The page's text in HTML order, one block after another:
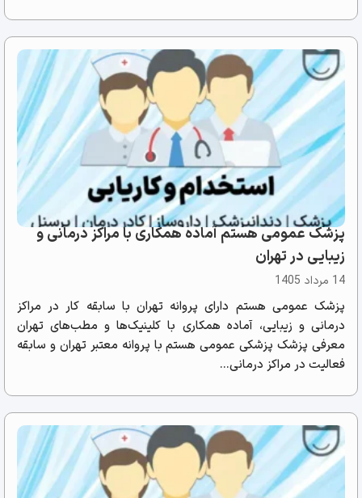
پزشک عمومی هستم آماده همکاری با مراکز درمانی و
زیبایی در تهران
14 مرداد 1405
پزشک عمومی هستم دارای پروانه تهران با سابقه کار در مراکز
درمانی و زیبایی، آماده همکاری با کلینیک‌ها و مطب‌های تهران
معرفی پزشک پزشکی عمومی هستم با پروانه معتبر تهران و سابقه
فعالیت در مراکز درمانی...